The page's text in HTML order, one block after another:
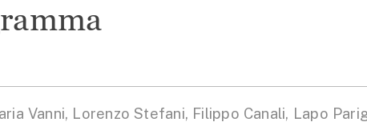
Vanni, Lorenzo Stefani, Filippo Canali, Lapo